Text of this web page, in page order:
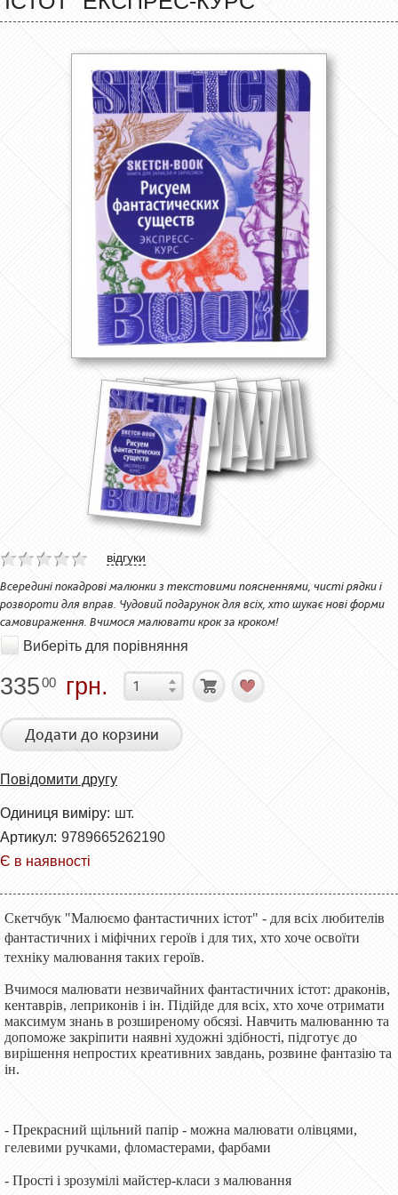
відгуки
Всередині покадрові малюнки з текстовими поясненнями, чисті рядки і
розвороти для вправ. Чудовий подарунок для всіх, хто шукає нові форми
самовираження. Вчимося малювати крок за кроком!
Виберіть для порівняння
33500 грн.
Додати до корзини
Повідомити другу
Одиниця виміру: шт.
Артикул: 9789665262190
Є в наявності
Скетчбук "Малюємо фантастичних істот" - для всіх любителів
фантастичних і міфічних героїв і для тих, хто хоче освоїти
техніку малювання таких героїв.
Вчимося малювати незвичайних фантастичних істот: драконів,
кентаврів, леприконів і ін. Підійде для всіх, хто хоче отримати
максимум знань в розширеному обсязі. Навчить малюванню та
допоможе закріпити наявні художні здібності, підготує до
вирішення непростих креативних завдань, розвине фантазію та
ін.
- Прекрасний щільний папір - можна малювати олівцями,
гелевими ручками, фломастерами, фарбами
- Прості і зрозумілі майстер-класи з малювання